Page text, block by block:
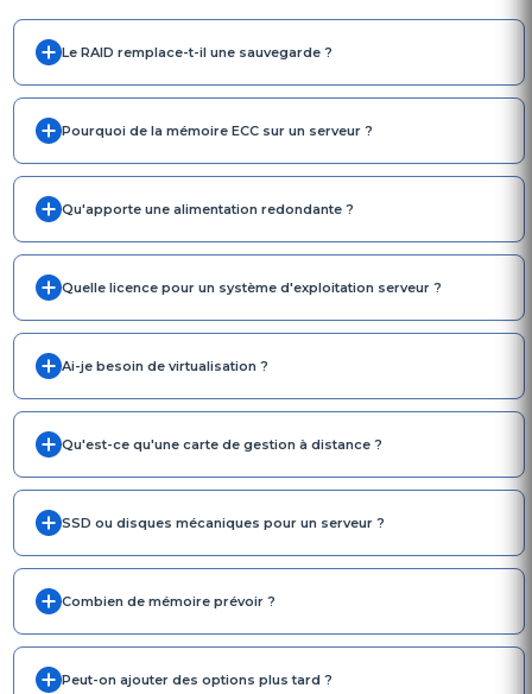
Le RAID remplace-t-il une sauvegarde ?
Pourquoi de la mémoire ECC sur un serveur ?
Qu'apporte une alimentation redondante ?
Quelle licence pour un système d'exploitation serveur ?
Ai-je besoin de virtualisation ?
Qu'est-ce qu'une carte de gestion à distance ?
SSD ou disques mécaniques pour un serveur ?
Combien de mémoire prévoir ?
Peut-on ajouter des options plus tard ?